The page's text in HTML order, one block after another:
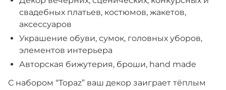
свадебных платьев, костюмов, жакетов,
аксессуаров
Украшение обуви, сумок, головных уборов,
элементов интерьера
Авторская бижутерия, броши, hand made
С набором “Topaz” ваш декор заиграет тёплым